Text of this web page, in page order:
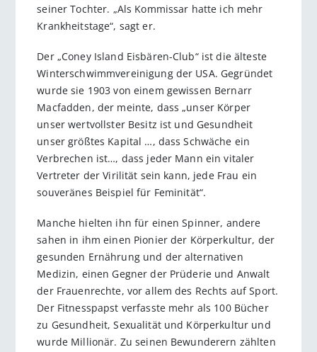
seiner Tochter. „Als Kommissar hatte ich mehr
Krankheitstage“, sagt er.
Der „Coney Island Eisbären-Club“ ist die älteste
Winterschwimmvereinigung der USA. Gegründet
wurde sie 1903 von einem gewissen Bernarr
Macfadden, der meinte, dass „unser Körper
unser wertvollster Besitz ist und Gesundheit
unser größtes Kapital …, dass Schwäche ein
Verbrechen ist…, dass jeder Mann ein vitaler
Vertreter der Virilität sein kann, jede Frau ein
souveränes Beispiel für Feminität“.
Manche hielten ihn für einen Spinner, andere
sahen in ihm einen Pionier der Körperkultur, der
gesunden Ernährung und der alternativen
Medizin, einen Gegner der Prüderie und Anwalt
der Frauenrechte, vor allem des Rechts auf Sport.
Der Fitnesspapst verfasste mehr als 100 Bücher
zu Gesundheit, Sexualität und Körperkultur und
wurde Millionär. Zu seinen Bewunderern zählten